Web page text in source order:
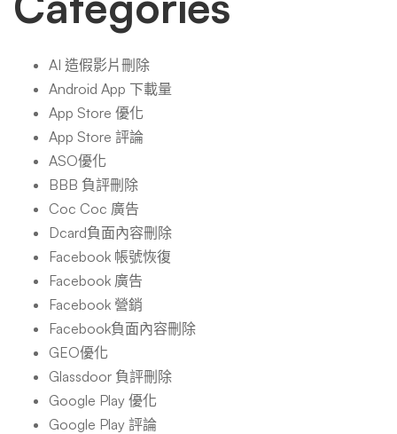
AI 造假影片刪除
Android App 下載量
App Store 優化
App Store 評論
ASO優化
BBB 負評刪除
Coc Coc 廣告
Dcard負面內容刪除
Facebook 帳號恢復
Facebook 廣告
Facebook 營銷
Facebook負面內容刪除
GEO優化
Glassdoor 負評刪除
Google Play 優化
Google Play 評論